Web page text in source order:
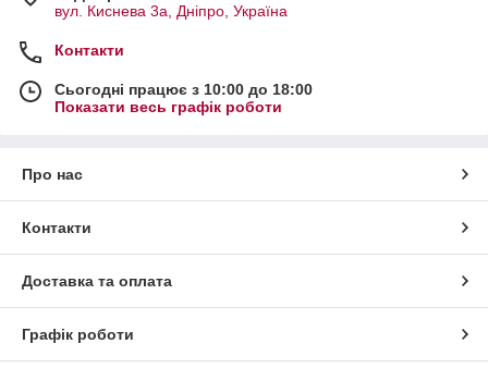
вул. Киснева 3а, Дніпро, Україна
Контакти
Сьогодні працює з 10:00 до 18:00
Показати весь графік роботи
Про нас
Контакти
Доставка та оплата
Графік роботи